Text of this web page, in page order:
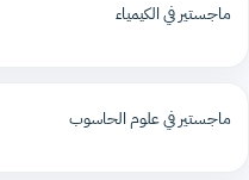
ماجستير في الكيمياء
ماجستير في علوم الحاسوب